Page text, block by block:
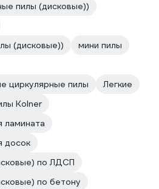
пилы (дисковые))
(дисковые))
мини пилы
циркулярные пилы
Легкие
Kolner
ламината
досок
по ЛДСП
по бетону